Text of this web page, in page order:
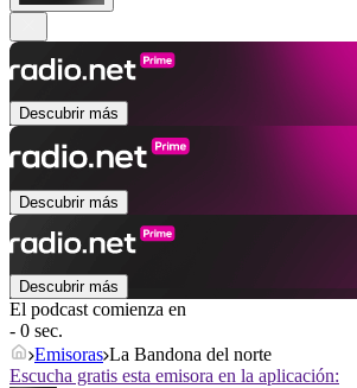
Descubrir más
Descubrir más
Descubrir más
El podcast comienza en
- 0 sec.
Emisoras La Bandona del norte
Escucha gratis esta emisora en la aplicación: